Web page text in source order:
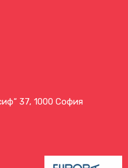
37, 1000 София